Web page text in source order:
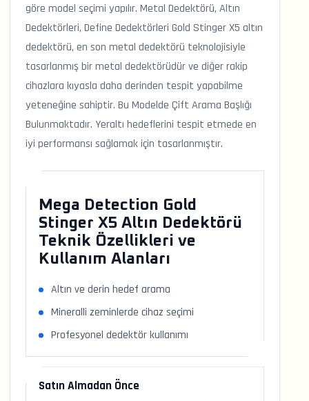
göre model seçimi yapılır. Metal Dedektörü, Altın
Dedektörleri, Define Dedektörleri Gold Stinger X5 altın
dedektörü, en son metal dedektörü teknolojisiyle
tasarlanmış bir metal dedektörüdür ve diğer rakip
cihazlara kıyasla daha derinden tespit yapabilme
yeteneğine sahiptir. Bu Modelde Çift Arama Başlığı
Bulunmaktadır. Yeraltı hedeflerini tespit etmede en
iyi performansı sağlamak için tasarlanmıştır.
Mega Detection Gold
Stinger X5 Altın Dedektörü
Teknik Özellikleri ve
Kullanım Alanları
Altın ve derin hedef arama
Mineralli zeminlerde cihaz seçimi
Profesyonel dedektör kullanımı
Satın Almadan Önce